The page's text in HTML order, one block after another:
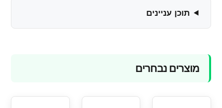
תוכן עניינים
מוצרים נבחרים